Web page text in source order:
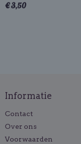
€ 3,50
Informatie
Contact
Over ons
Voorwaarden